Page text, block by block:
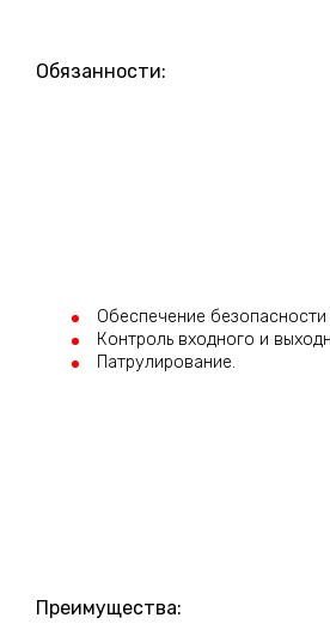
Обязанности:
Обеспечение безопасности
Контроль входного и
Патрулирование.
Преимущества: